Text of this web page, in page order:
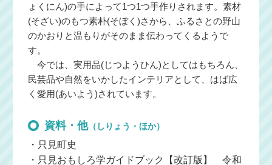
ょくにん)の手によって1つ1つ手作りされます。素材
(そざい)のもつ素朴(そぼく)さから、ふるさとの野山
のかおりと温もりがそのまま伝わってくるようで
す。
今では、実用品(じつようひん)としてはもちろん、
民芸品や自然をいかしたインテリアとして、はば広
く愛用(あいよう)されています。
資料・他（しりょう・ほか）
・只見町史
・只見おもしろ学ガイドブック【改訂版】 令和